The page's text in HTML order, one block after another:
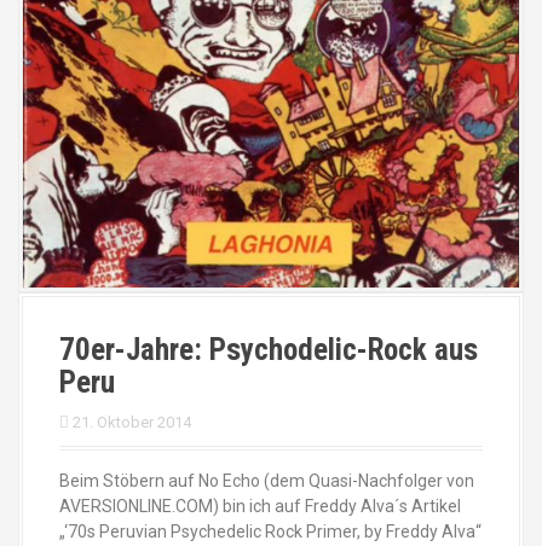
70er-Jahre: Psychodelic-Rock aus
Peru
21. Oktober 2014
Beim Stöbern auf No Echo (dem Quasi-Nachfolger von
AVERSIONLINE.COM) bin ich auf Freddy Alva´s Artikel
„‘70s Peruvian Psychedelic Rock Primer, by Freddy Alva“